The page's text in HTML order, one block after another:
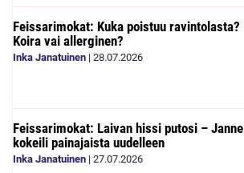
Feissarimokat: Kuka poistuu ravintolasta?
Koira vai allerginen?
Inka Janatuinen | 28.07.2026
Feissarimokat: Laivan hissi putosi – Janne
kokeili painajaista uudelleen
Inka Janatuinen | 27.07.2026